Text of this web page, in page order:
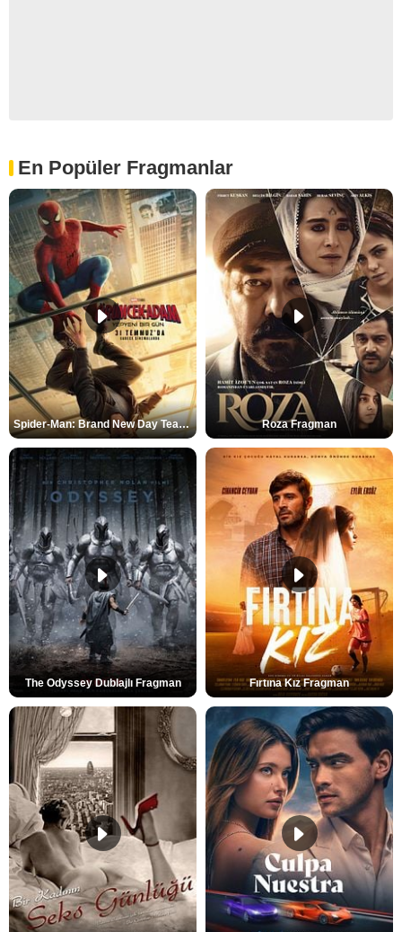
En Popüler Fragmanlar
Spider-Man: Brand New Day Teaser Roza Fragman
The Odyssey Dublajlı Fragman Fırtına Kız Fragman